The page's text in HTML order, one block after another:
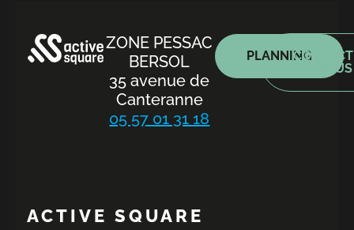
ACTIVE SQUARE
ZONE PESSAC
BERSOL
35 avenue de
Canteranne
05 57 01 31 18
PLANNING
NOUS